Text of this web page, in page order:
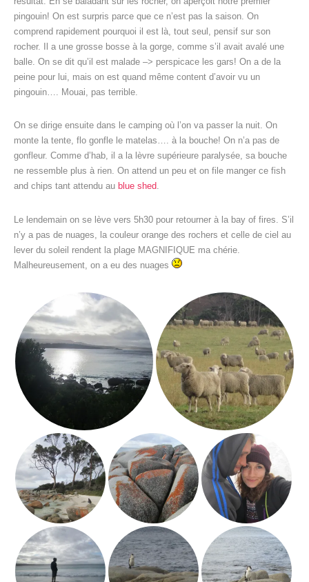
pingouin! On est surpris parce que ce n’est pas la saison. On
comprend rapidement pourquoi il est là, tout seul, pensif sur son
rocher. Il a une grosse bosse à la gorge, comme s’il avait avalé une
balle. On se dit qu’il est malade –> perspicace les gars! On a de la
peine pour lui, mais on est quand même content d’avoir vu un
pingouin…. Mouai, pas terrible.
On se dirige ensuite dans le camping où l’on va passer la nuit. On
monte la tente, flo gonfle le matelas…. à la bouche! On n’a pas de
gonfleur. Comme d’hab, il a la lèvre supérieure paralysée, sa bouche
ne ressemble plus à rien. On attend un peu et on file manger ce fish
and chips tant attendu au blue shed.
Le lendemain on se lève vers 5h30 pour retourner à la bay of fires. S’il
n’y a pas de nuages, la couleur orange des rochers et celle de ciel au
lever du soleil rendent la plage MAGNIFIQUE ma chérie.
Malheureusement, on a eu des nuages